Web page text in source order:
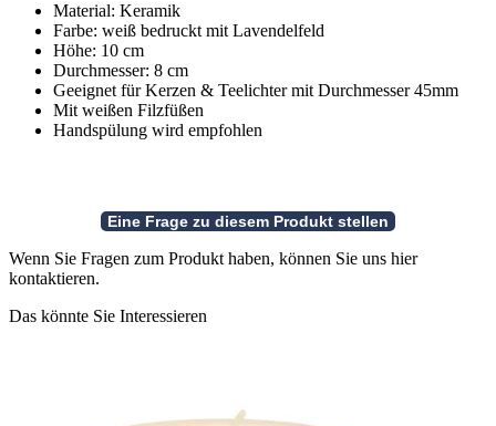
Material: Keramik
Farbe: weiß bedruckt mit Lavendelfeld
Höhe: 10 cm
Durchmesser: 8 cm
Geeignet für Kerzen & Teelichter mit Durchmesser 45mm
Mit weißen Filzfüßen
Handspülung wird empfohlen
Wenn Sie Fragen zum Produkt haben, können Sie uns hier
kontaktieren.
Das könnte Sie Interessieren